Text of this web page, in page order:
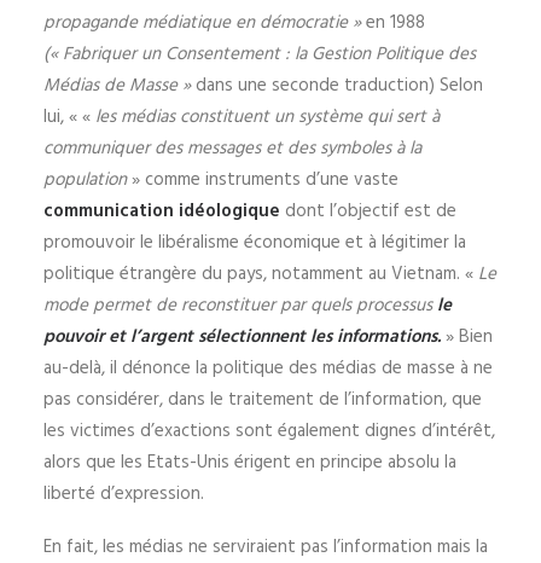
propagande médiatique en démocratie »en 1988
(« Fabriquer un Consentement : la Gestion Politique des
Médias de Masse »dans une seconde traduction) Selon
lui, « « les médias constituent un système qui sert à
communiquer des messages et des symboles à la
population» comme instruments d’une vaste
communication idéologique dont l’objectif est de
promouvoir le libéralisme économique et à légitimer la
politique étrangère du pays, notamment au Vietnam. « Le
mode permet de reconstituer par quels processusle
pouvoir et l’argent sélectionnent les informations.» Bien
au-delà, il dénonce la politique des médias de masse à ne
pas considérer, dans le traitement de l’information, que
les victimes d’exactions sont également dignes d’intérêt,
alors que les Etats-Unis érigent en principe absolu la
liberté d’expression.
En fait, les médias ne serviraient pas l’information mais la